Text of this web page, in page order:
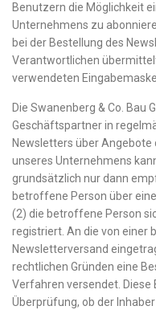
Benutzern die Möglichkeit
Unternehmens zu
bei der Bestellung des
Verantwortlichen
verwendeten Eingabemaske.
Die Swanenberg & Co. Bau
Geschäftspartner in
Newsletters über
unseres Unternehmens
grundsätzlich nur dann
betroffene Person über
(2) die betroffene Person
registriert. An die von einer
Newsletterversand
rechtlichen Gründen eine
Verfahren versendet.
Überprüfung, ob der